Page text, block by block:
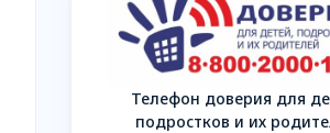
Телефон доверия для
подростков и их